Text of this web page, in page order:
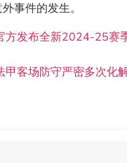
事件的发生。
方发布全新2024-25赛
甲客场防守严密多次化